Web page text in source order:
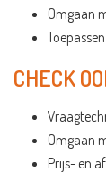
Omgaan
CHECK
Omgaan
Prijs- en